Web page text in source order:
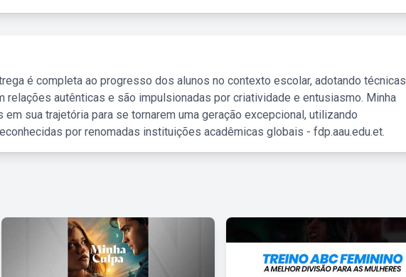
é completa ao progresso dos alunos no contexto escolar, adotando técnicas
relações autênticas e são impulsionadas por criatividade e entusiasmo. Minha
sua trajetória para se tornarem uma geração excepcional, utilizando
por renomadas instituições acadêmicas globais - fdp.aau.edu.et.